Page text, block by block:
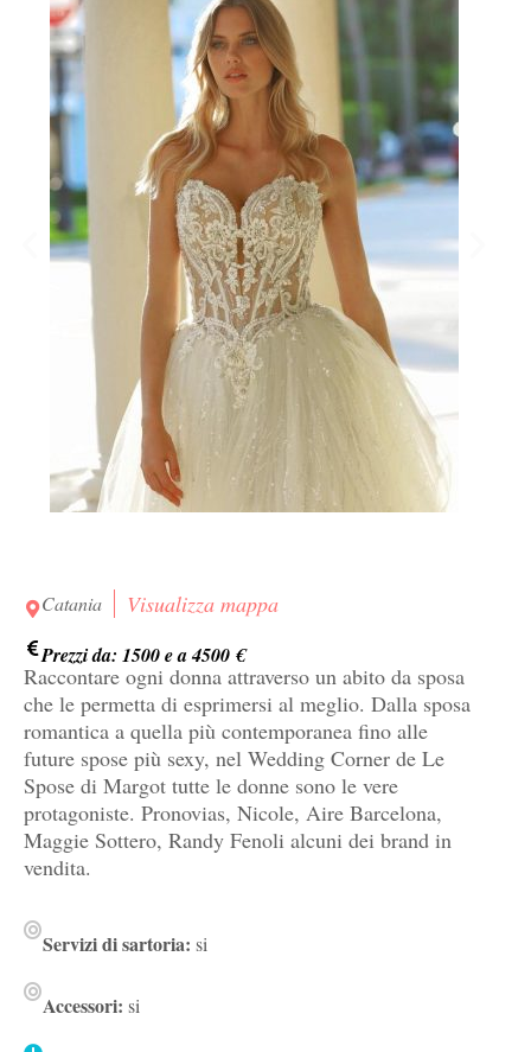
Catania Visualizza mappa
Prezzi da: 1500 e a 4500 €
Raccontare ogni donna attraverso un abito da sposa
che le permetta di esprimersi al meglio. Dalla sposa
romantica a quella più contemporanea fino alle
future spose più sexy, nel Wedding Corner de Le
Spose di Margot tutte le donne sono le vere
protagoniste. Pronovias, Nicole, Aire Barcelona,
Maggie Sottero, Randy Fenoli alcuni dei brand in
vendita.
Servizi di sartoria: si
Accessori: si